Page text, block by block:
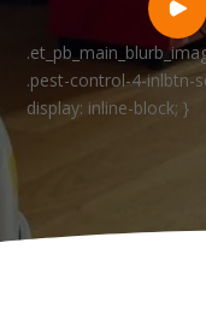
.pest-control-4-inlbtn-
display: inline-block; }